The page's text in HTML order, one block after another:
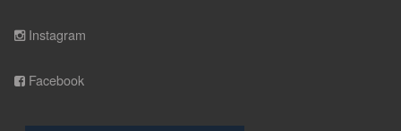
Instagram
Facebook